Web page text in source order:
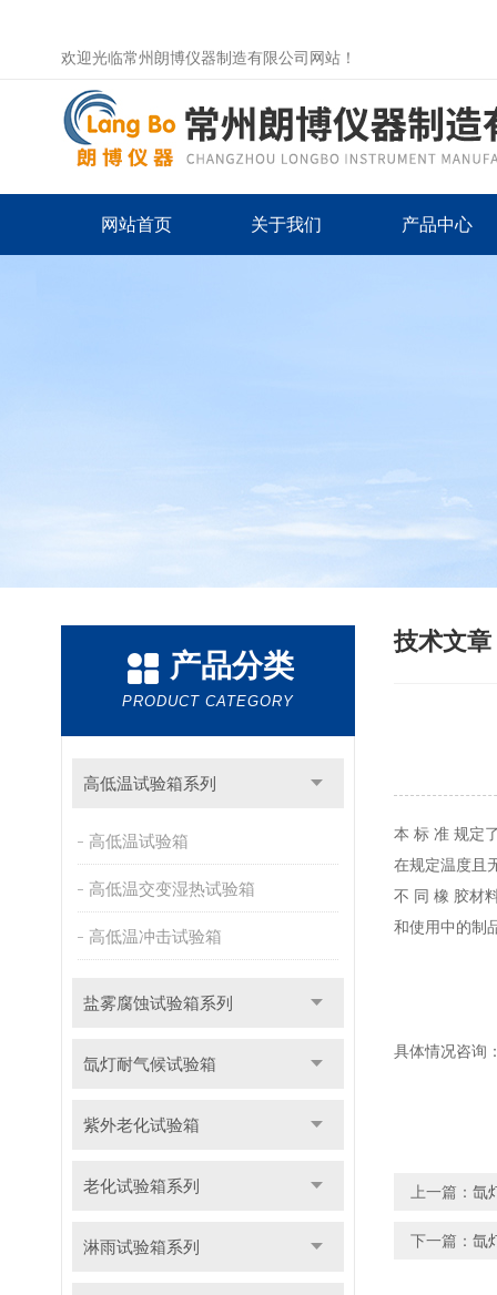
欢迎光临常州朗博仪器制造有限公司网站！
网站首页 关于我们 产品中心
产品分类
PRODUCT CATEGORY
高低温试验箱系列
高低温试验箱
高低温交变湿热试验箱
高低温冲击试验箱
盐雾腐蚀试验箱系列
氙灯耐气候试验箱
紫外老化试验箱
老化试验箱系列
淋雨试验箱系列
技术文章
本 标 准 规定
在规定温度且
不 同 橡 胶材
和使用中的制
具体情况咨询
上一篇： 氙
下一篇： 氙